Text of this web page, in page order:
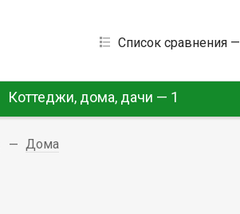
Список сравнения —
Коттеджи, дома, дачи — 1
Дома